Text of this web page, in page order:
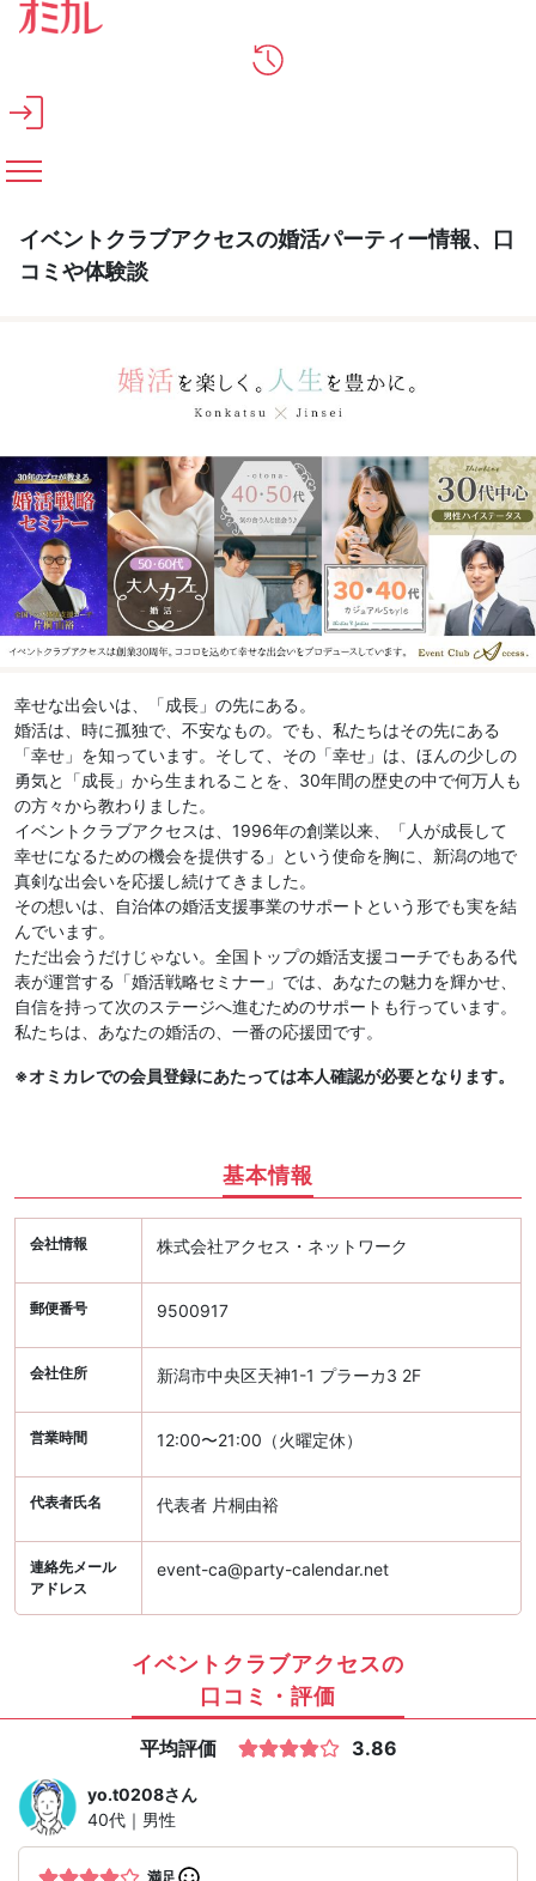
メインコンテンツへスキップ
イベントクラブアクセスの婚活パーティー情報、口
コミや体験談
幸せな出会いは、「成長」の先にある。
婚活は、時に孤独で、不安なもの。でも、私たちはその先にある
「幸せ」を知っています。そして、その「幸せ」は、ほんの少しの
勇気と「成長」から生まれることを、30年間の歴史の中で何万人も
の方々から教わりました。
イベントクラブアクセスは、1996年の創業以来、「人が成長して
幸せになるための機会を提供する」という使命を胸に、新潟の地で
真剣な出会いを応援し続けてきました。
その想いは、自治体の婚活支援事業のサポートという形でも実を結
んでいます。
ただ出会うだけじゃない。全国トップの婚活支援コーチでもある代
表が運営する「婚活戦略セミナー」では、あなたの魅力を輝かせ、
自信を持って次のステージへ進むためのサポートも行っています。
私たちは、あなたの婚活の、一番の応援団です。
※オミカレでの会員登録にあたっては本人確認が必要となります。
基本情報
会社情報 株式会社アクセス・ネットワーク
郵便番号 9500917
会社住所 新潟市中央区天神1-1 プラーカ3 2F
営業時間 12:00〜21:00（火曜定休）
代表者氏名 代表者 片桐由裕
連絡先メール
アドレス
event-ca@party-calendar.net
イベントクラブアクセスの
口コミ・評価
平均評価 3.86
yo.t0208さん
40代｜男性
満足